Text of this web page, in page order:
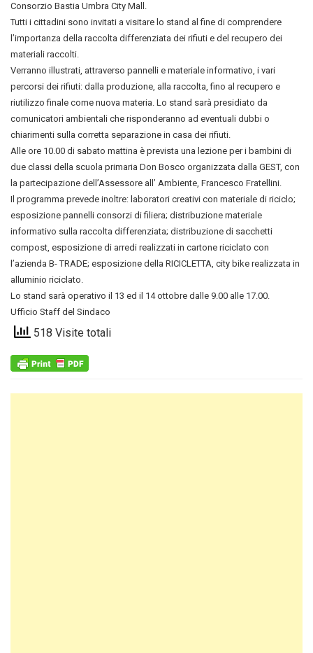
Consorzio Bastia Umbra City Mall.
Tutti i cittadini sono invitati a visitare lo stand al fine di comprendere
l’importanza della raccolta differenziata dei rifiuti e del recupero dei
materiali raccolti.
Verranno illustrati, attraverso pannelli e materiale informativo, i vari
percorsi dei rifiuti: dalla produzione, alla raccolta, fino al recupero e
riutilizzo finale come nuova materia. Lo stand sarà presidiato da
comunicatori ambientali che risponderanno ad eventuali dubbi o
chiarimenti sulla corretta separazione in casa dei rifiuti.
Alle ore 10.00 di sabato mattina è prevista una lezione per i bambini di
due classi della scuola primaria Don Bosco organizzata dalla GEST, con
la partecipazione dell’Assessore all’ Ambiente, Francesco Fratellini.
Il programma prevede inoltre: laboratori creativi con materiale di riciclo;
esposizione pannelli consorzi di filiera; distribuzione materiale
informativo sulla raccolta differenziata; distribuzione di sacchetti
compost, esposizione di arredi realizzati in cartone riciclato con
l’azienda B- TRADE; esposizione della RICICLETTA, city bike realizzata in
alluminio riciclato.
Lo stand sarà operativo il 13 ed il 14 ottobre dalle 9.00 alle 17.00.
Ufficio Staff del Sindaco
518 Visite totali